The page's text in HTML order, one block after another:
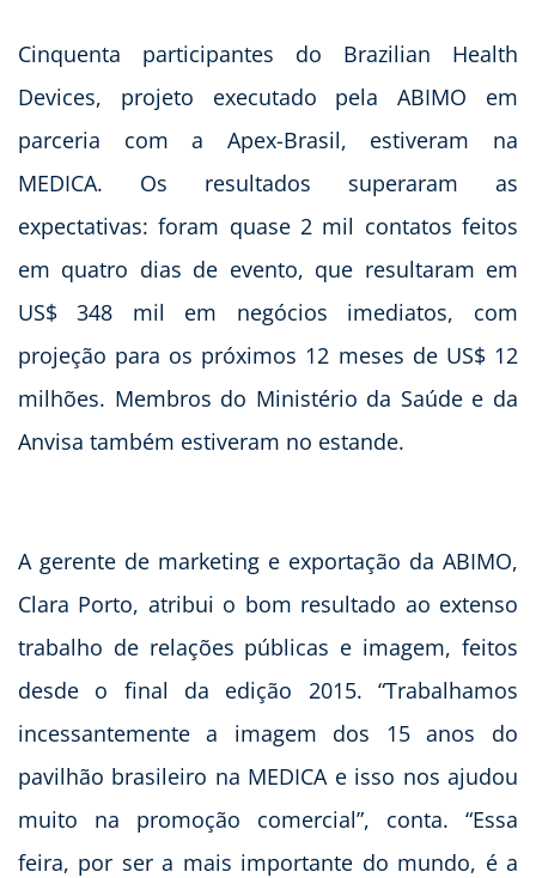
Cinquenta participantes do Brazilian Health
Devices, projeto executado pela ABIMO em
parceria com a Apex-Brasil, estiveram na
MEDICA. Os resultados superaram as
expectativas: foram quase 2 mil contatos feitos
em quatro dias de evento, que resultaram em
US$ 348 mil em negócios imediatos, com
projeção para os próximos 12 meses de US$ 12
milhões. Membros do Ministério da Saúde e da
Anvisa também estiveram no estande.
A gerente de marketing e exportação da ABIMO,
Clara Porto, atribui o bom resultado ao extenso
trabalho de relações públicas e imagem, feitos
desde o final da edição 2015. “Trabalhamos
incessantemente a imagem dos 15 anos do
pavilhão brasileiro na MEDICA e isso nos ajudou
muito na promoção comercial”, conta. “Essa
feira, por ser a mais importante do mundo, é a